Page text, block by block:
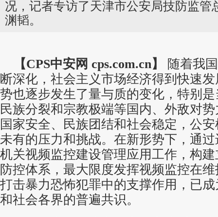
况，记者专访了天津市公安局技防监管
渊韬。
【CPS中安网 cps.com.cn】
随着我
断深化，社会主义市场经济得到快速
势也逐步发生了量与质的变化，特别
民族分裂和宗教极端等国内、外敌对
国家安全、民族团结和社会稳定，公
未有的压力和挑战。在新形势下，通
机关视频监控建设管理应用工作，构
防控体系，最大限度发挥视频监控在
打击暴力恐怖犯罪中的支撑作用，已
和社会各界的普遍共识。